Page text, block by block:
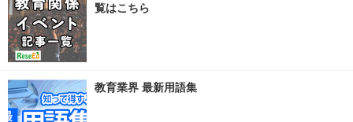
覧はこちら
教育業界 最新用語集